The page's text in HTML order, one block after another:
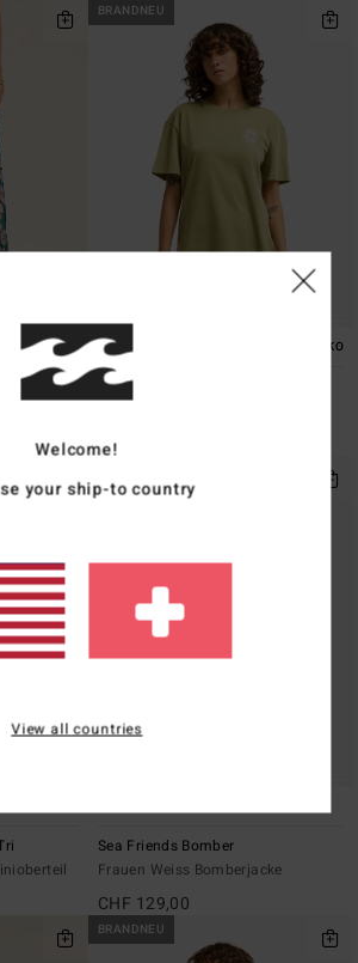
ÖKO
Fit
BRANDNEU
1 ÖKO
Heritage
CHF 75,00
Sea Friends Bomber
Frauen Weiss Bomberjacke
CHF 129,00
BRANDNEU
Welcome!
your ship-to country
View all countries